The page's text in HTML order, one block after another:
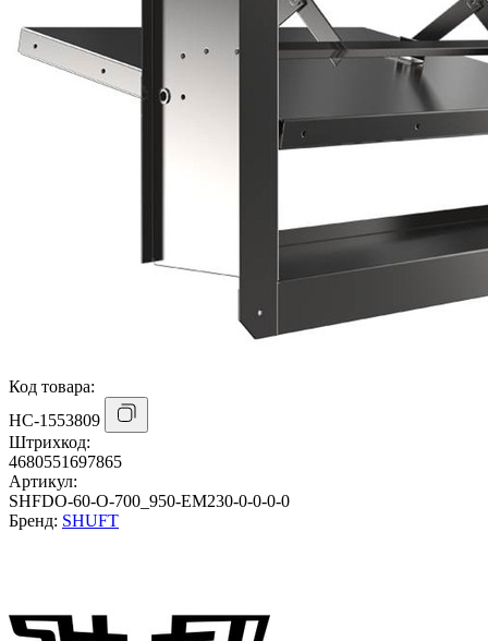
Код товара:
НС-1553809
Штрихкод:
4680551697865
Артикул:
SHFDO-60-O-700_950-EM230-0-0-0-0
Бренд: SHUFT